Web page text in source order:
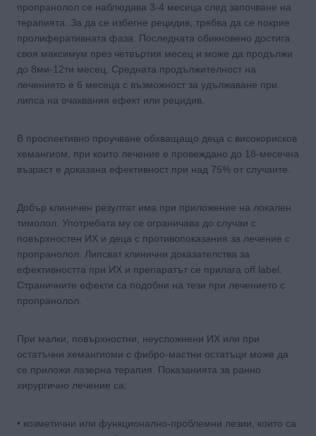
пропранолол се наблюдава 3-4 месеца след започване на
терапията. За да се избегне рецидив, трябва да се покрие
пролиферативната фаза. Последната обикновено достига
своя максимум през четвъртия месец и може да продължи
до 8ми-12ти месец. Средната продължителност на
лечението е 6 месеца с възможност за удължаване при
липса на очаквания ефект или рецидив.
В проспективно проучване обхващащо деца с високорисков
хемангиом, при които лечение е провеждано до 18-месечна
възраст е доказана ефективност при над 75% от случаите.
Добър клиничен резултат има при приложение на локален
тимолол. Употребата му се ограничава до случаи с
повърхностен ИХ и деца с противопоказания за лечение с
пропранолол. Липсват клинични доказателства за
ефективността при ИХ и препаратът се прилага off label.
Страничните ефекти са подобни на тези при лечението с
пропранолол.
При малки, повърхностни, неусложнени ИХ или при
остатъчни хемангиоми с фибро-мастни остатъци може да
се приложи лазерна терапия. Показанията за ранно
хирургично лечение са:
• козметични или функционално-проблемни лезии, които са